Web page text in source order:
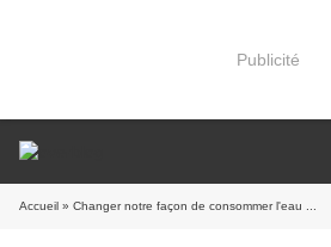
Publicité
Accueil » Changer notre façon de consommer l'eau ...